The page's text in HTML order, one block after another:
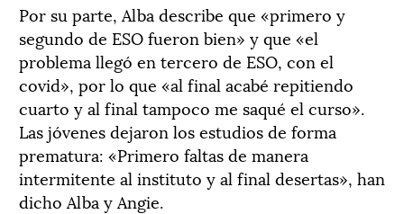
Por su parte, Alba describe que «primero y
segundo de ESO fueron bien» y que «el
problema llegó en tercero de ESO, con el
covid», por lo que «al final acabé repitiendo
cuarto y al final tampoco me saqué el curso».
Las jóvenes dejaron los estudios de forma
prematura: «Primero faltas de manera
intermitente al instituto y al final desertas», han
dicho Alba y Angie.